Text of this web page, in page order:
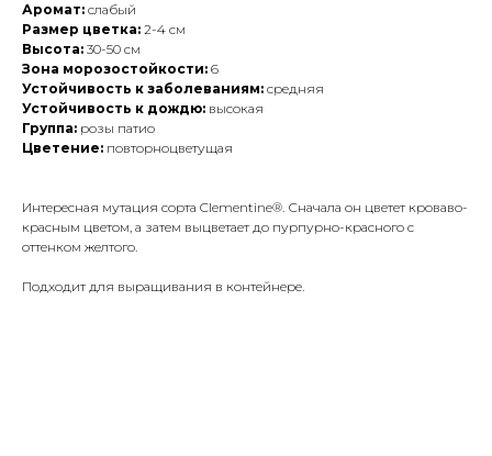
Аромат: слабый
Размер цветка: 2-4 см
Высота: 30-50 см
Зона морозостойкости: 6
Устойчивость к заболеваниям: средняя
Устойчивость к дождю: высокая
Группа: розы патио
Цветение: повторноцветущая
Интересная мутация сорта Clementine®. Сначала он цветет кроваво-
красным цветом, а затем выцветает до пурпурно-красного с
оттенком желтого.
Подходит для выращивания в контейнере.